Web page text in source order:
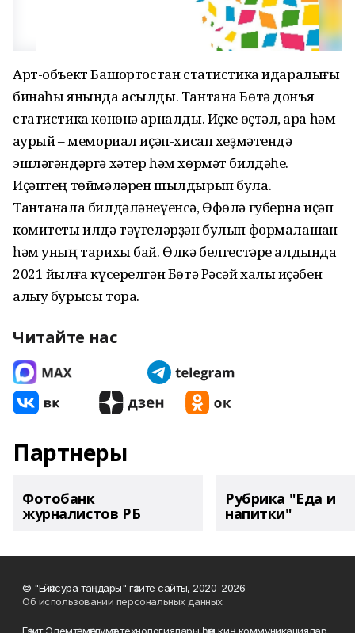
Арт-объект Башҡортостан статистика идаралығы
бинаһы янында асылды. Тантана Бөтә донъя
статистика көнөнә арналды. Иҫке өҫтәл, ҡара һәм
ҡаурый – мемориал иҫәп-хисап хеҙмәтендә
эшләгәндәргә хәтер һәм хөрмәт билдәһе.
Иҫәптең төймәләрен шылдырып була.
Тантанала билдәләнеүенсә, Өфөлә губерна иҫәп
комитеты илдә тәүгеләрҙән булып формалашҡан
һәм уның тарихы бай. Өлкә белгестәре алдында
2021 йылға күсерелгән Бөтә Рәсәй халыҡ иҫәбен
алыу бурысы тора.
Читайте нас
Партнеры
Фотобанк
журналистов РБ
Рубрика "Еда и
напитки"
© "Ейәнсура таңдары" гәзите сайты, 2020-2026
Об использовании персональных данных